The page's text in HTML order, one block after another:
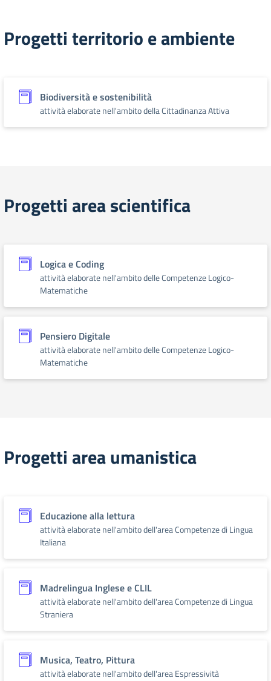
Progetti territorio e ambiente
Biodiversità e sostenibilità
attività elaborate nell'ambito della Cittadinanza Attiva
Progetti area scientifica
Logica e Coding
attività elaborate nell'ambito delle Competenze Logico-
Matematiche
Pensiero Digitale
attività elaborate nell'ambito delle Competenze Logico-
Matematiche
Progetti area umanistica
Educazione alla lettura
attività elaborate nell'ambito dell'area Competenze di Lingua
Italiana
Madrelingua Inglese e CLIL
attività elaborate nell'ambito dell'area Competenze di Lingua
Straniera
Musica, Teatro, Pittura
attività elaborate nell'ambito dell'area Espressività